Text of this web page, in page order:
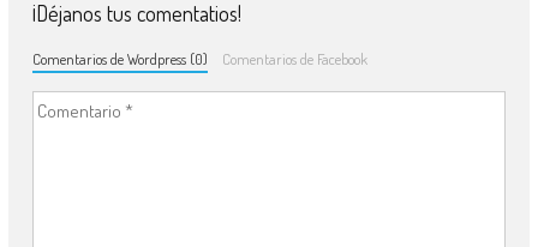
¡Déjanos tus comentatios!
Comentarios de Wordpress (0) Comentarios de Facebook